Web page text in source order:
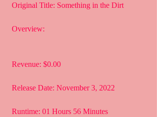
Original Title: Something in the Dirt
Overview:
Revenue: $0.00
Release Date: November 3, 2022
Runtime: 01 Hours 56 Minutes